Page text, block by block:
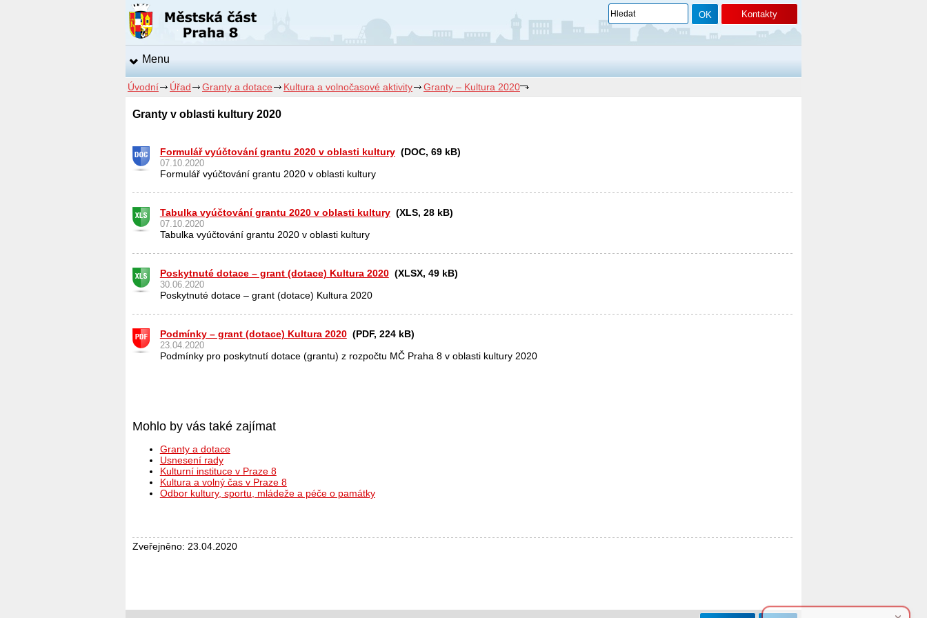
Kontakty
Menu
Úvodní Úřad Granty a dotace Kultura a volnočasové aktivity Granty – Kultura 2020
Granty v oblasti kultury 2020
Formulář vyúčtování grantu 2020 v oblasti kultury(DOC, 69 kB)
07.10.2020
Formulář vyúčtování grantu 2020 v oblasti kultury
Tabulka vyúčtování grantu 2020 v oblasti kultury(XLS, 28 kB)
07.10.2020
Tabulka vyúčtování grantu 2020 v oblasti kultury
Poskytnuté dotace – grant (dotace) Kultura 2020(XLSX, 49 kB)
30.06.2020
Poskytnuté dotace – grant (dotace) Kultura 2020
Podmínky – grant (dotace) Kultura 2020(PDF, 224 kB)
23.04.2020
Podmínky pro poskytnutí dotace (grantu) z rozpočtu MČ Praha 8 v oblasti kultury 2020
Mohlo by vás také zajímat
Granty a dotace
Usnesení rady
Kulturní instituce v Praze 8
Kultura a volný čas v Praze 8
Odbor kultury, sportu, mládeže a péče o památky
Zveřejněno: 23.04.2020